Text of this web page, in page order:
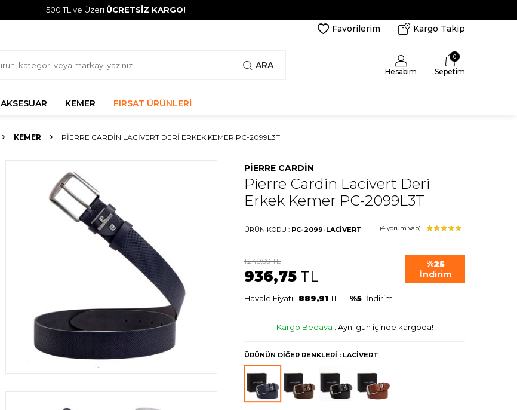
500 TL ve Üzeri ÜCRETSİZ KARGO!
Favorilerim Kargo Takip
ARA
Hesabım
0
Sepetim
AKSESUAR KEMER FIRSAT ÜRÜNLERİ
KEMER PIERRE CARDIN LACIVERT DERI ERKEK KEMER PC-2099L3T
PIERRE CARDIN
Pierre Cardin Lacivert Deri
Erkek Kemer PC-2099L3T
ÜRÜN KODU : PC-2099-LACİVERT (4yorum yap)
1.249,00TL
936,75 TL
%25
İndirim
Havale Fiyatı : 889,91TL %5 İndirim
Kargo Bedava : Aynı gün içinde kargoda!
ÜRÜNÜN DIĞER RENKLERI : LACİVERT